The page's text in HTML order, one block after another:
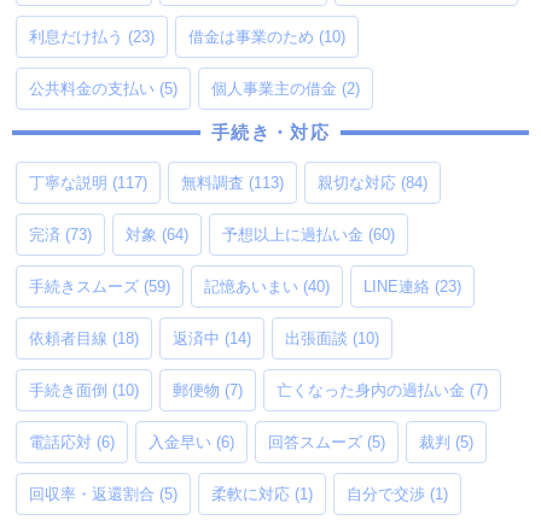
利息だけ払う (23) 借金は事業のため (10)
公共料金の支払い (5) 個人事業主の借金 (2)
手続き・対応
丁寧な説明 (117) 無料調査 (113) 親切な対応 (84)
完済 (73) 対象 (64) 予想以上に過払い金 (60)
手続きスムーズ (59) 記憶あいまい (40) LINE連絡 (23)
依頼者目線 (18) 返済中 (14) 出張面談 (10)
手続き面倒 (10) 郵便物 (7) 亡くなった身内の過払い金 (7)
電話応対 (6) 入金早い (6) 回答スムーズ (5) 裁判 (5)
回収率・返還割合 (5) 柔軟に対応 (1) 自分で交渉 (1)